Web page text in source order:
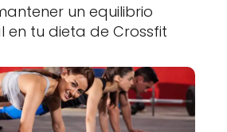
un equilibrio
en tu dieta de Crossfit